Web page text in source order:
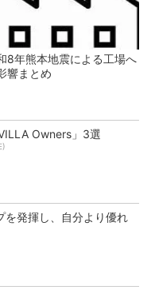
8年熊本地震による工場へ
響まとめ
Owners」3選
を発揮し、自分より優れ